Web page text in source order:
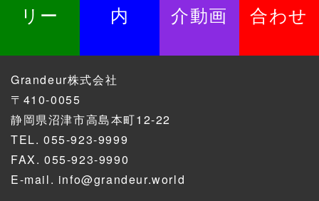
リー
内
介動画
合わせ
Grandeur株式会社
〒410-0055
静岡県沼津市高島本町12-22
TEL. 055-923-9999
FAX. 055-923-9990
E-mail. info@grandeur.world